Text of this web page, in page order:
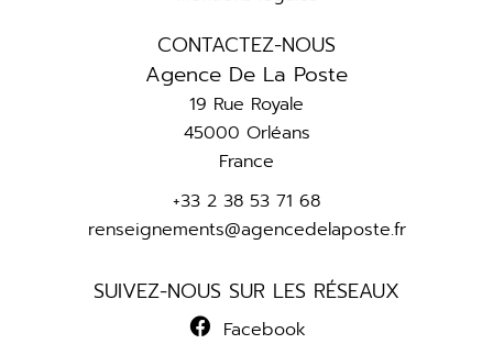
CONTACTEZ-NOUS
Agence De La Poste
19 Rue Royale
45000 Orléans
France
+33 2 38 53 71 68
renseignements@agencedelaposte.fr
SUIVEZ-NOUS SUR LES RÉSEAUX
Facebook